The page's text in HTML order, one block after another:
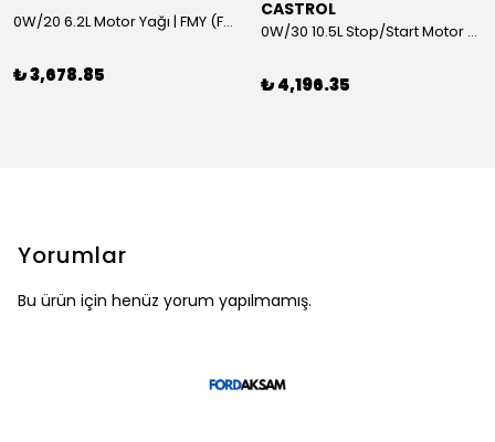
0W/20 6.2L Motor Yağı | FMY (Ford Motor Yağları)
₺ 3,678.85
CASTROL
0W/30 10.5L Stop/Start Motor Yağı | CASTROL
₺ 4,196.35
Yorumlar
Bu ürün için henüz yorum yapılmamış.